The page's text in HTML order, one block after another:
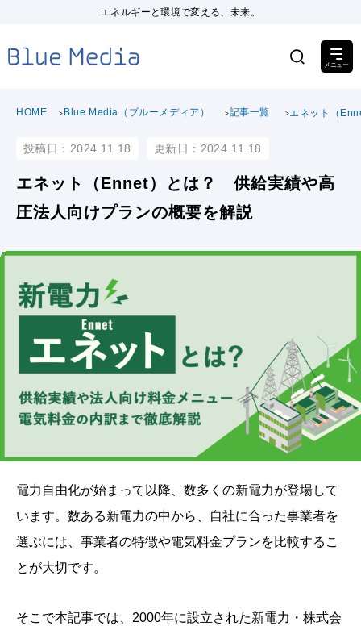
エネルギーと環境で変える、未来。
HOME Blue Media（ブルーメディア） 記事一覧 エネット（
投稿日：2024.11.18 更新日：2024.11.18
エネット（Ennet）とは？ 供給実績や高
圧法人向けプランの概要を解説
電力自由化が始まって以降、数多くの新電力が登場して
います。数ある新電力の中から、自社に合った事業者を
選ぶには、事業者の特徴や電気料金プランを比較するこ
とが大切です。
そこで本記事では、2000年に設立された新電力・株式会